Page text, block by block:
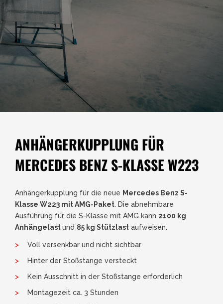
ANHÄNGERKUPPLUNG FÜR
MERCEDES BENZ S-KLASSE W223
Anhängerkupplung für die neue Mercedes Benz S-
Klasse W223 mit AMG-Paket. Die abnehmbare
Ausführung für die S-Klasse mit AMG kann 2100 kg
Anhängelastund 85 kg Stützlast aufweisen.
Voll versenkbar und nicht sichtbar
Hinter der Stoßstange versteckt
Kein Ausschnitt in der Stoßstange erforderlich
Montagezeit ca. 3 Stunden